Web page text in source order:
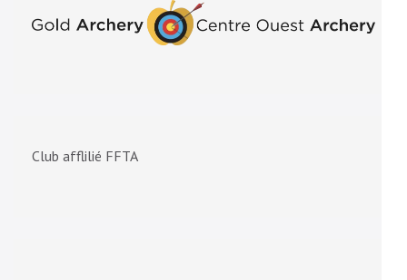
Club afflilié FFTA